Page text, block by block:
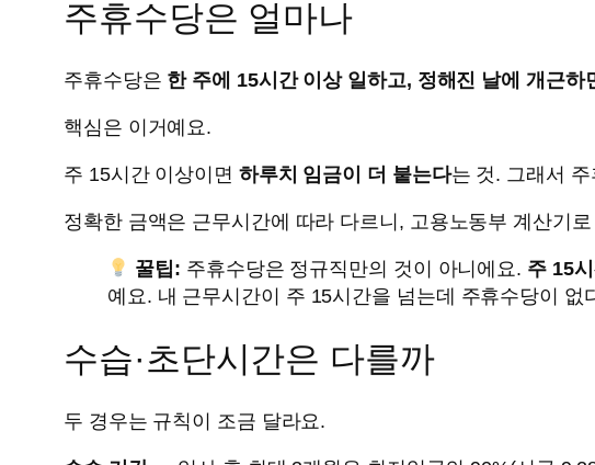
주휴수당은 얼마나
주휴수당은 한 주에 15시간 이상 일하고, 정해진 날에 개근하
핵심은 이거예요.
주 15시간 이상이면 하루치 임금이 더 붙는다는 것. 그래서
정확한 금액은 근무시간에 따라 다르니, 고용노동부 계산기
꿀팁: 주휴수당은 정규직만의 것이 아니에요. 주 15
예요. 내 근무시간이 주 15시간을 넘는데 주휴수당이
수습·초단시간은 다를까
두 경우는 규칙이 조금 달라요.